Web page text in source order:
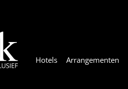
Hotels Arrangementen